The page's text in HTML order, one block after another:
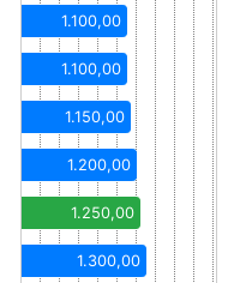
1.100,00
1.100,00
1.150,00
1.200,00
1.250,00
1.300,00